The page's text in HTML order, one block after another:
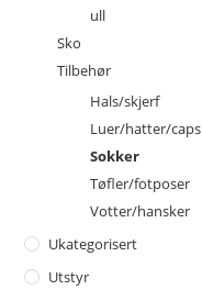
ull
Sko
Tilbehør
Hals/skjerf
Luer/hatter/caps
Sokker
Tøfler/fotposer
Votter/hansker
Ukategorisert
Utstyr